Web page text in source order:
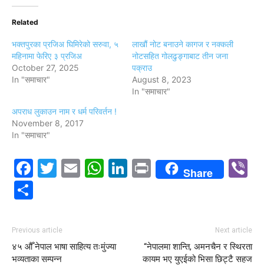
Related
भक्तपुरका प्रजिअ घिमिरेको सरुवा, ५
महिनामा फेरिए ३ प्रजिअ
October 27, 2025
In "समाचार"
लाखौं नोट बनाउने कागज र नक्कली
नोटसहित गोलढुङ्गाबाट तीन जना
पक्राउ
August 8, 2023
In "समाचार"
अपराध लुकाउन नाम र धर्म परिवर्तन !
November 8, 2017
In "समाचार"
Facebook
Twitter
EmailWhatsApp
LinkedIn
PrintShare
Previous article
४५ औँ नेपाल भाषा साहित्य तःमुंज्या
भव्यताका सम्पन्न
Next article
“नेपालमा शान्ति, अमनचैन र स्थिरता
कायम भए युएईको भिसा छिट्टै सहज